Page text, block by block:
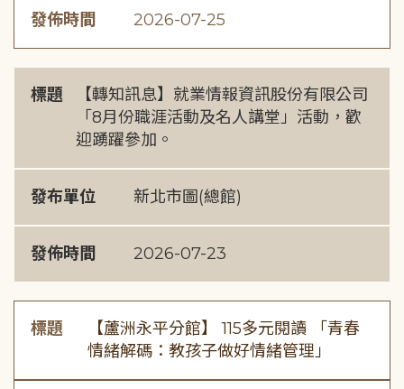
發佈時間 2026-07-25
標題
【轉知訊息】就業情報資訊股份有限公司
「8月份職涯活動及名人講堂」活動，歡
迎踴躍參加。
發布單位 新北市圖(總館)
發佈時間 2026-07-23
標題
【蘆洲永平分館】 115多元閱讀 「青春
情緒解碼：教孩子做好情緒管理」